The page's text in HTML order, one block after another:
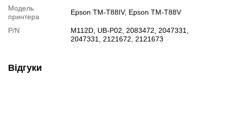
Модель
принтера
Epson TM-T88IV, Epson TM-T88V
P/N
M112D, UB-P02, 2083472, 2047331,
2047331, 2121672, 2121673
Відгуки